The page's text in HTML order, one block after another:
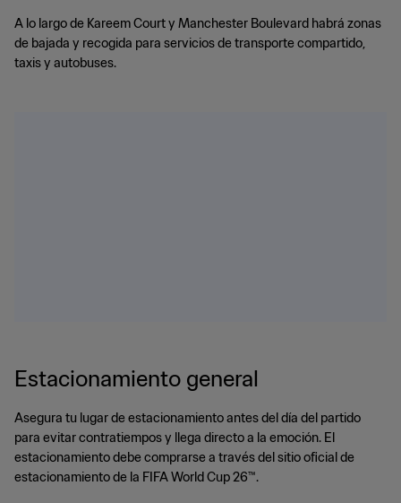
A lo largo de Kareem Court y Manchester Boulevard habrá zonas
de bajada y recogida para servicios de transporte compartido,
taxis y autobuses.
Estacionamiento general
Asegura tu lugar de estacionamiento antes del día del partido
para evitar contratiempos y llega directo a la emoción. El
estacionamiento debe comprarse a través del sitio oficial de
estacionamiento de la FIFA World Cup 26™.